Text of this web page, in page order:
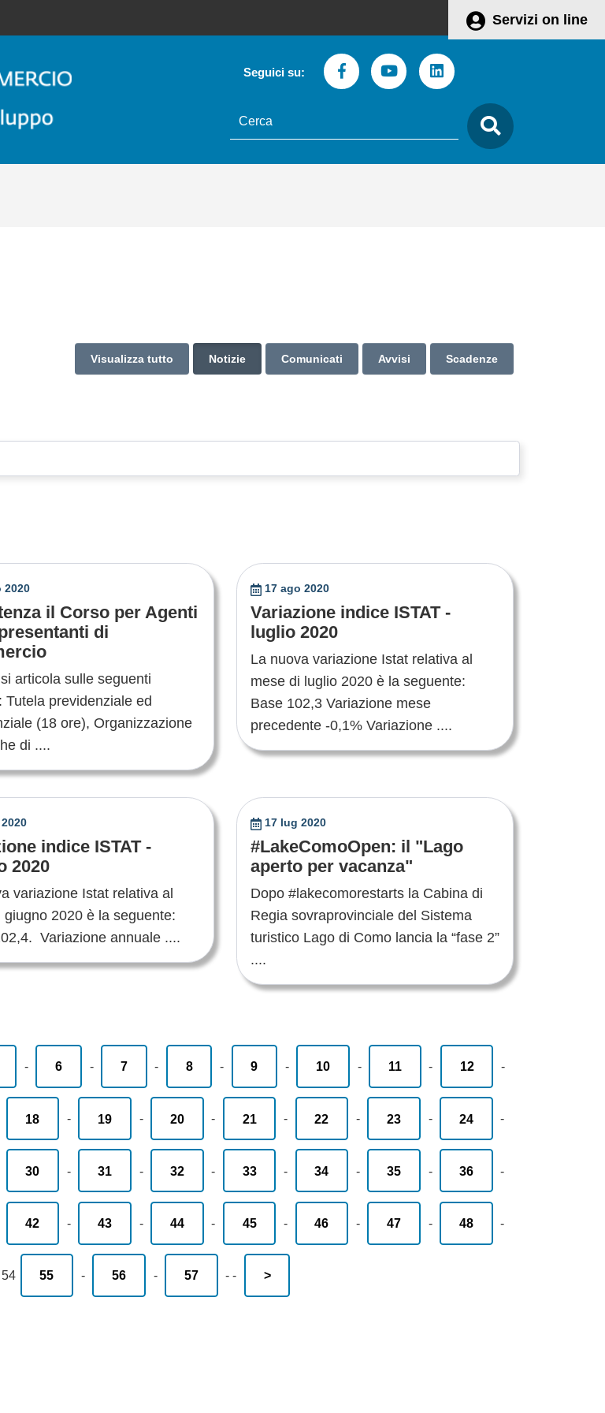
Servizi on line
Seguici su: FacebookYoutubeLinkedin
testo
da
cercare
Visualizza tutto Notizie Comunicati Avvisi Scadenze
2020
il Corso per Agenti
di
articola sulle seguenti
Tutela previdenziale ed
(18 ore), Organizzazione
di ....
17 ago 2020
Variazione indice ISTAT -
luglio 2020
La nuova variazione Istat relativa al
mese di luglio 2020 è la seguente:
Base 102,3 Variazione mese
precedente -0,1% Variazione ....
indice ISTAT -
2020
variazione Istat relativa al
giugno 2020 è la seguente:
Variazione annuale ....
17 lug 2020
#LakeComoOpen: il "Lago
aperto per vacanza"
Dopo #lakecomorestarts la Cabina di
Regia sovraprovinciale del Sistema
turistico Lago di Como lancia la “fase 2”
....
- 6 - 7 - 8 - 9 - 10 - 11 - 12 -
18 - 19 - 20 - 21 - 22 - 23 - 24 -
30 - 31 - 32 - 33 - 34 - 35 - 36 -
42 - 43 - 44 - 45 - 46 - 47 - 48 -
54 55 - 56 - 57 -- >